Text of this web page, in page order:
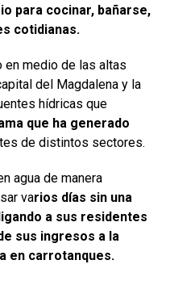
para cocinar, bañarse,
cotidianas.
en medio de las altas
del Magdalena y la
hídricas que
que ha generado
de distintos sectores.
agua de manera
varios días sin una
a sus residentes
sus ingresos a la
en carrotanques.